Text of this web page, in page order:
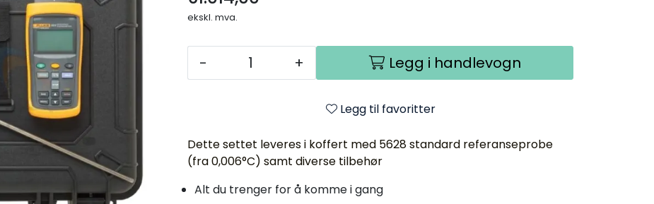
ekskl. mva.
- + Legg i handlevogn
Legg til favoritter
Dette settet leveres i koffert med 5628 standard referanseprobe
(fra 0,006°C) samt diverse tilbehør
Alt du trenger for å komme i gang